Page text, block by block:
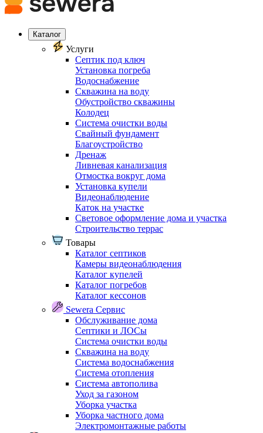
Каталог
Услуги
Септик под ключ
Установка погреба
Водоснабжение
Скважина на воду
Обустройство скважины
Колодец
Система очистки воды
Свайный фундамент
Благоустройство
Дренаж
Ливневая канализация
Отмостка вокруг дома
Установка купели
Видеонаблюдение
Каток на участке
Световое оформление дома и участка
Строительство террас
Товары
Каталог септиков
Камеры видеонаблюдения
Каталог купелей
Каталог погребов
Каталог кессонов
Sewera Сервис
Обслуживание дома
Септики и ЛОСы
Система очистки воды
Скважина на воду
Система водоснабжения
Система отопления
Система автополива
Уход за газоном
Уборка участка
Уборка частного дома
Электромонтажные работы